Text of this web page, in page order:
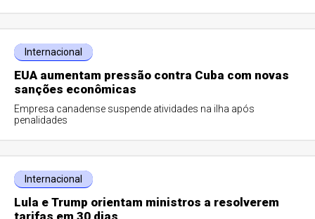
Internacional
EUA aumentam pressão contra Cuba com novas
sanções econômicas
Empresa canadense suspende atividades na ilha após
penalidades
Internacional
Lula e Trump orientam ministros a resolverem